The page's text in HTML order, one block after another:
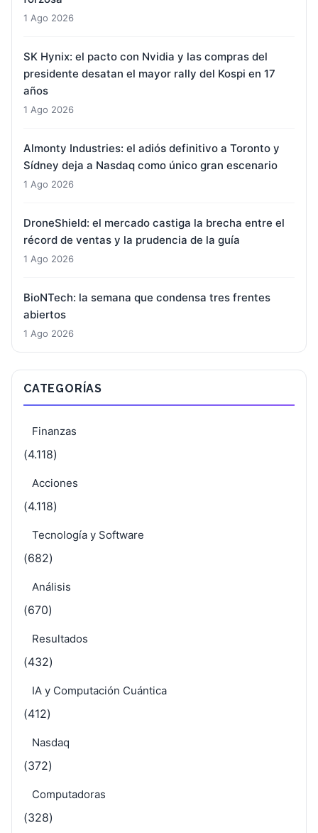
1 Ago 2026
SK Hynix: el pacto con Nvidia y las compras del
presidente desatan el mayor rally del Kospi en 17
años
1 Ago 2026
Almonty Industries: el adiós definitivo a Toronto y
Sídney deja a Nasdaq como único gran escenario
1 Ago 2026
DroneShield: el mercado castiga la brecha entre el
récord de ventas y la prudencia de la guía
1 Ago 2026
BioNTech: la semana que condensa tres frentes
abiertos
1 Ago 2026
CATEGORÍAS
Finanzas
(4.118)
Acciones
(4.118)
Tecnología y Software
(682)
Análisis
(670)
Resultados
(432)
IA y Computación Cuántica
(412)
Nasdaq
(372)
Computadoras
(328)